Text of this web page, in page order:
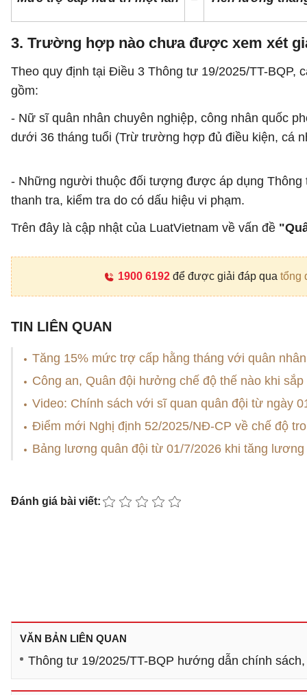
3. Trường hợp nào chưa được xem xét
Theo quy định tại Điều 3 Thông tư 19/2025/TT-
gồm:
- Nữ sĩ quân nhân chuyên nghiệp, công nhân quốc
dưới 36 tháng tuổi (Trừ trường hợp đủ điều kiện, cá
- Những người thuộc đối tượng được áp dụng
thanh tra, kiểm tra do có dấu hiệu vi phạm.
Trên đây là cập nhật của LuatVietnam về vấn đề
1900 6192để được giải đáp qua tổng
TIN LIÊN QUAN
Tăng 15% mức trợ cấp hằng tháng với quân
Công an, Quân đội hưởng chế độ thế nào khi
Video: Chính sách với sĩ quan quân đội từ ngày
Điểm mới Nghị định 52/2025/NĐ-CP về chế độ
Bảng lương quân đội từ 01/7/2026 khi tăng
Đánh giá bài viết:
VĂN BẢN LIÊN QUAN
Thông tư 19/2025/TT-BQP hướng dẫn chính